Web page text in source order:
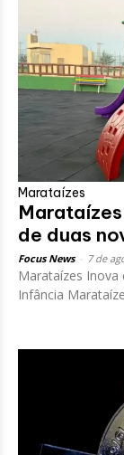
Marataízes
de duas
Focus News 7 de
Marataízes Inova
Infância